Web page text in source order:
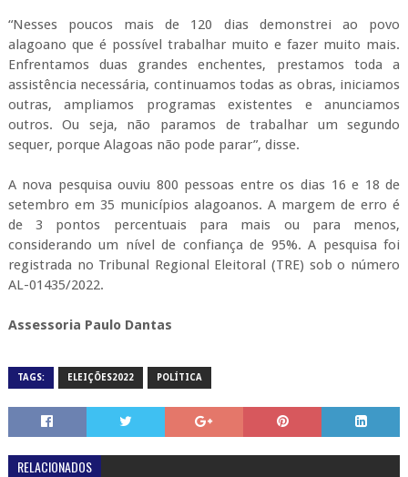
“Nesses poucos mais de 120 dias demonstrei ao povo
alagoano que é possível trabalhar muito e fazer muito mais.
Enfrentamos duas grandes enchentes, prestamos toda a
assistência necessária, continuamos todas as obras, iniciamos
outras, ampliamos programas existentes e anunciamos
outros. Ou seja, não paramos de trabalhar um segundo
sequer, porque Alagoas não pode parar”, disse.
A nova pesquisa ouviu 800 pessoas entre os dias 16 e 18 de
setembro em 35 municípios alagoanos. A margem de erro é
de 3 pontos percentuais para mais ou para menos,
considerando um nível de confiança de 95%. A pesquisa foi
registrada no Tribunal Regional Eleitoral (TRE) sob o número
AL-01435/2022.
Assessoria Paulo Dantas
TAGS: ELEIÇÕES2022 POLÍTICA
RELACIONADOS